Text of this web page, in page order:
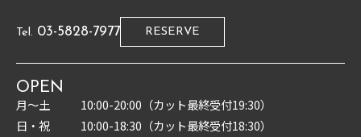
Tel. 03-5828-7977 RESERVE
OPEN
月〜土
10:00-20:00（カット最終受付19:30）
日・祝
10:00-18:30（カット最終受付18:30）